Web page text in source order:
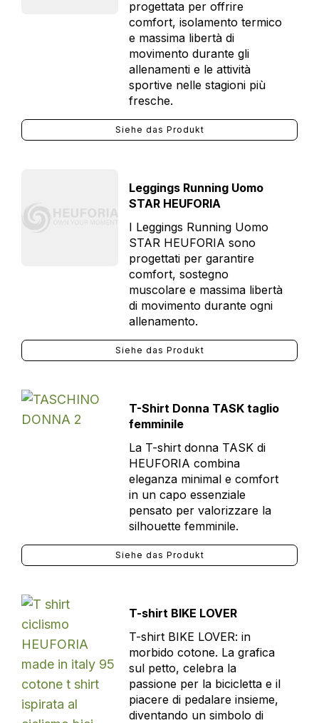
progettata per offrire
comfort, isolamento termico
e massima libertà di
movimento durante gli
allenamenti e le attività
sportive nelle stagioni più
fresche.
Siehe das Produkt
Leggings Running Uomo
STAR HEUFORIA
I Leggings Running Uomo
STAR HEUFORIA sono
progettati per garantire
comfort, sostegno
muscolare e massima libertà
di movimento durante ogni
allenamento.
Siehe das Produkt
T-Shirt Donna TASK taglio
femminile
La T-shirt donna TASK di
HEUFORIA combina
eleganza minimal e comfort
in un capo essenziale
pensato per valorizzare la
silhouette femminile.
Siehe das Produkt
T-shirt BIKE LOVER
T-shirt BIKE LOVER: in
morbido cotone. La grafica
sul petto, celebra la
passione per la bicicletta e il
piacere di pedalare insieme,
diventando un simbolo di